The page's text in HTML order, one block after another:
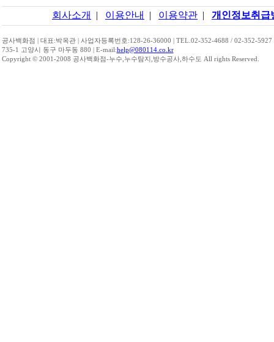
회사소개 | 이용안내 | 이용약관 | 개인정보취급
공사백화점 | 대표:박옥관 | 사업자등록번호:128-26-36000 | TEL.02-352-4688 / 02-352-5927
735-1 고양시 동구 마두동 880 | E-mail:help@080114.co.kr
Copyright © 2001-2008 공사백화점-누수,누수탐지,방수공사,하수도 All rights Reserved.